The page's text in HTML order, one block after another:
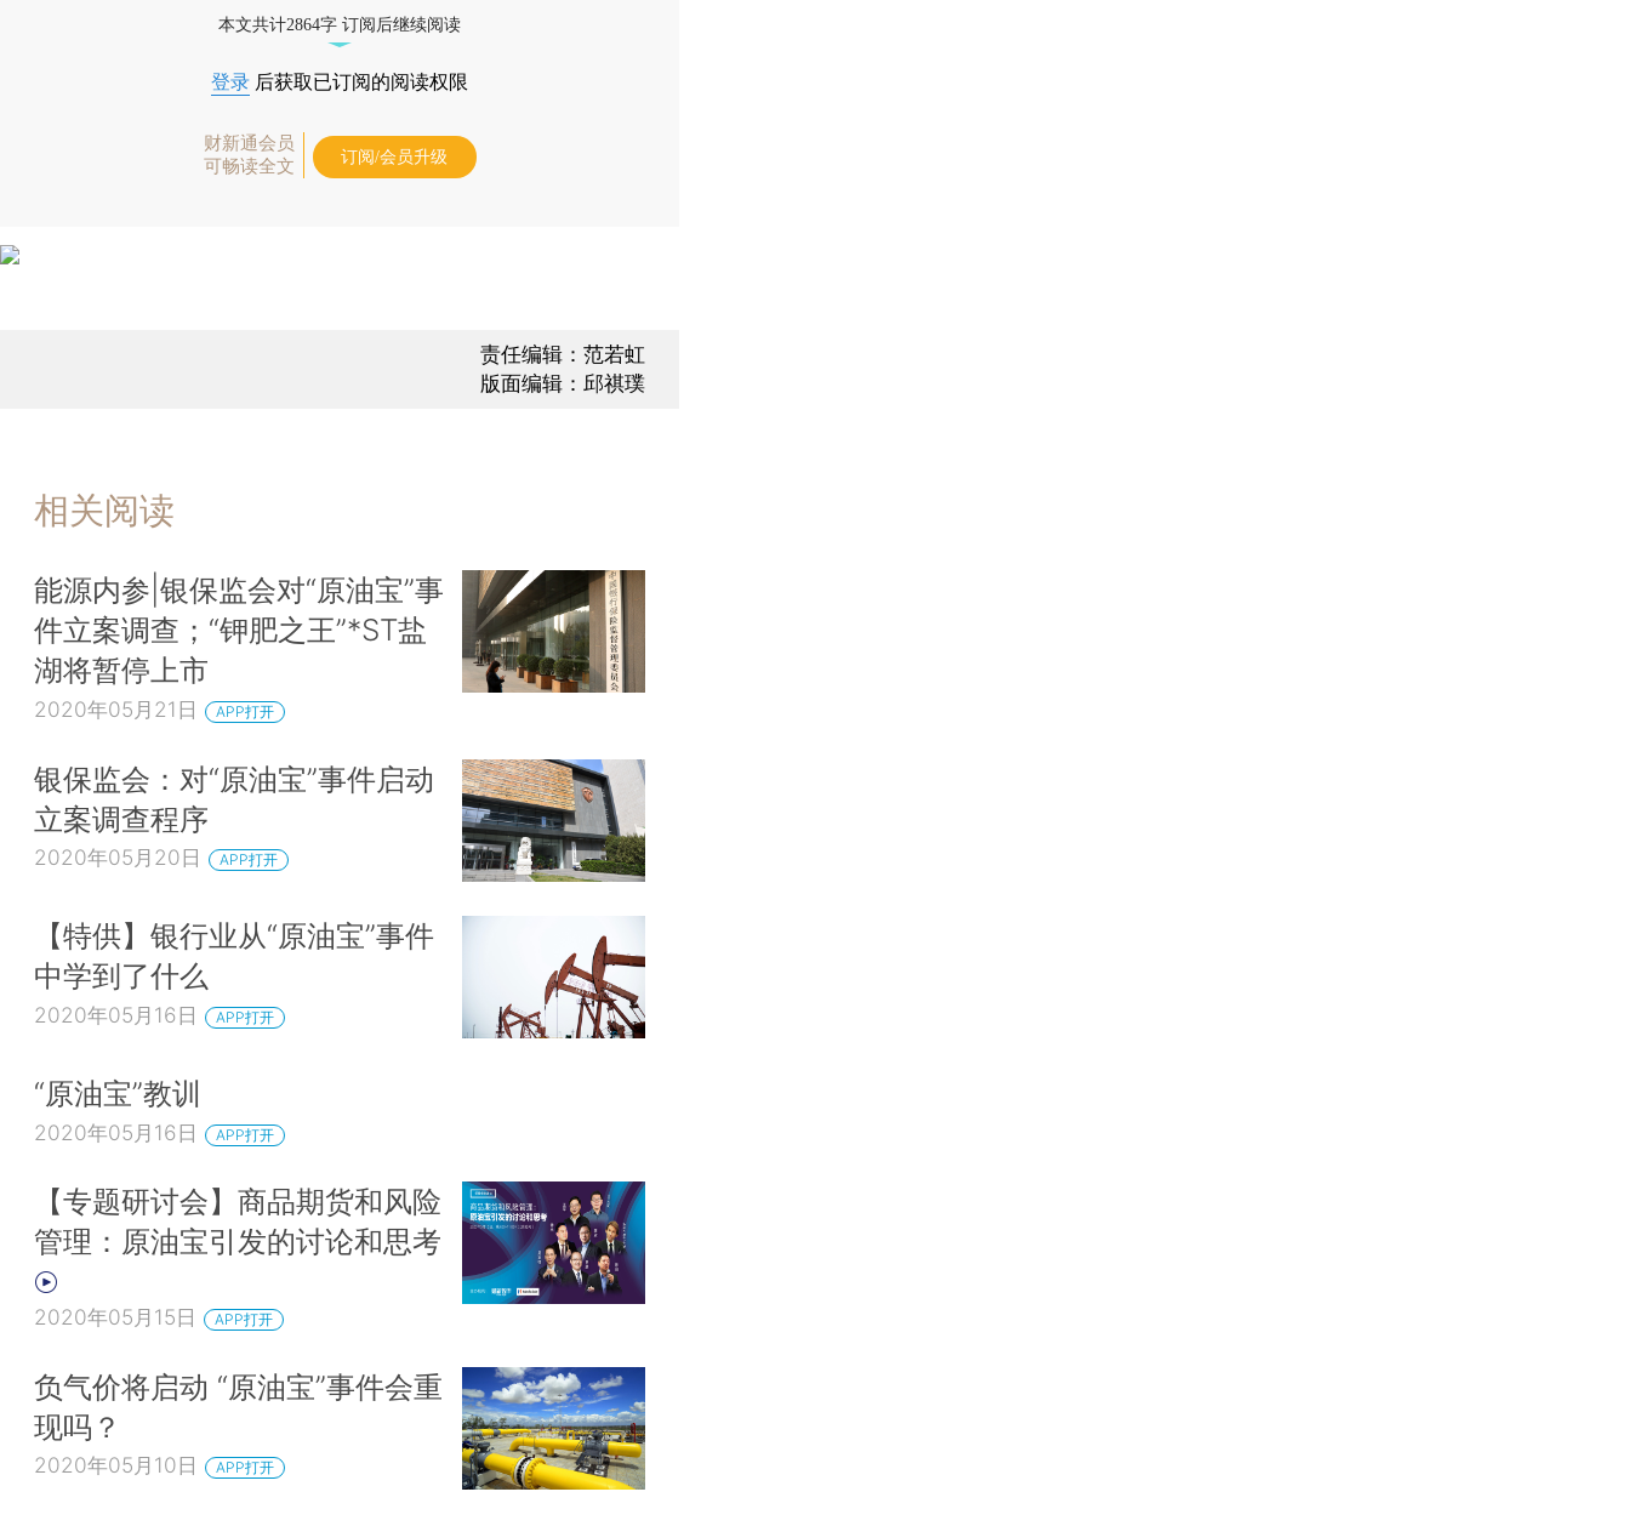
本文共计2864字 订阅后继续阅读
登录 后获取已订阅的阅读权限
财新通会员
可畅读全文
订阅/会员升级
责任编辑：范若虹
版面编辑：邱祺璞
相关阅读
能源内参|银保监会对“原油宝”事
件立案调查；“钾肥之王”*ST盐
湖将暂停上市
2020年05月21日 APP打开
银保监会：对“原油宝”事件启动
立案调查程序
2020年05月20日 APP打开
【特供】银行业从“原油宝”事件
中学到了什么
2020年05月16日 APP打开
“原油宝”教训
2020年05月16日 APP打开
【专题研讨会】商品期货和风险
管理：原油宝引发的讨论和思考
2020年05月15日 APP打开
负气价将启动 “原油宝”事件会重
现吗？
2020年05月10日 APP打开